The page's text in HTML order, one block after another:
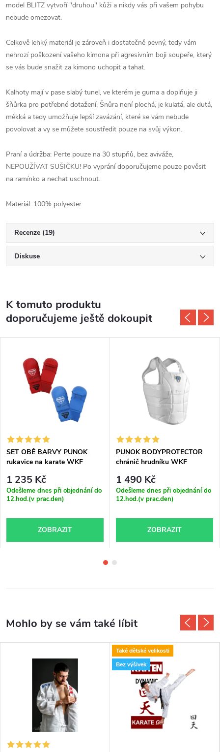
model BLITZ vytvoří "druhou" kůži a nikdy vás při vašem pohybu
nebude omezovat.
Celkově lehký materiál je zároveň i dostatečně pevný, tedy vám
nehrozí poškození vašeho kimona při agresivním boji soupeře, který
se vás bude snažit za kimono uchopit a tahat.
Kalhoty mají v pase slabý tunel, ve kterém je guma a doplňuje ji
šňůrka pro potřebné dotažení. Šnůra není plochá, je kulatá, ale dutá,
měkká a tedy umožňuje lepší zavázání, které se vám nebude
povolovat a vy se můžete soustředit pouze na svůj výkon.
Praní a údržba: Perte pouze na 30 stupňů, bez aviváže,
NEPOUŽÍVAT SUŠIČKU! Po vyprání doporučujeme pouze pověsit
na ramínko a nechat uschnout.
Materiál: 100% polyester
Recenze (19)
Diskuse
K tomuto produktu
doporučujeme ještě dokoupit
SET OBĚ BARVY PUNOK
rukavice na karate WKF
1 235 Kč
Odešleme dnes při objednání do
12.hod.(v prac.den)
ZOBRAZIT
PUNOK BODYPROTECTOR
chránič hrudníku WKF
1 490 Kč
Odešleme dnes při objednání do
12.hod.(v prac.den)
ZOBRAZIT
Také dětské velikosti
Bez výšivek